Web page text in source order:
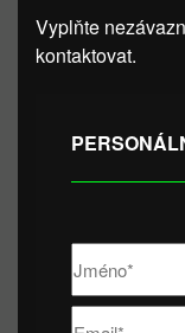
Vyplňte
kontaktovat.